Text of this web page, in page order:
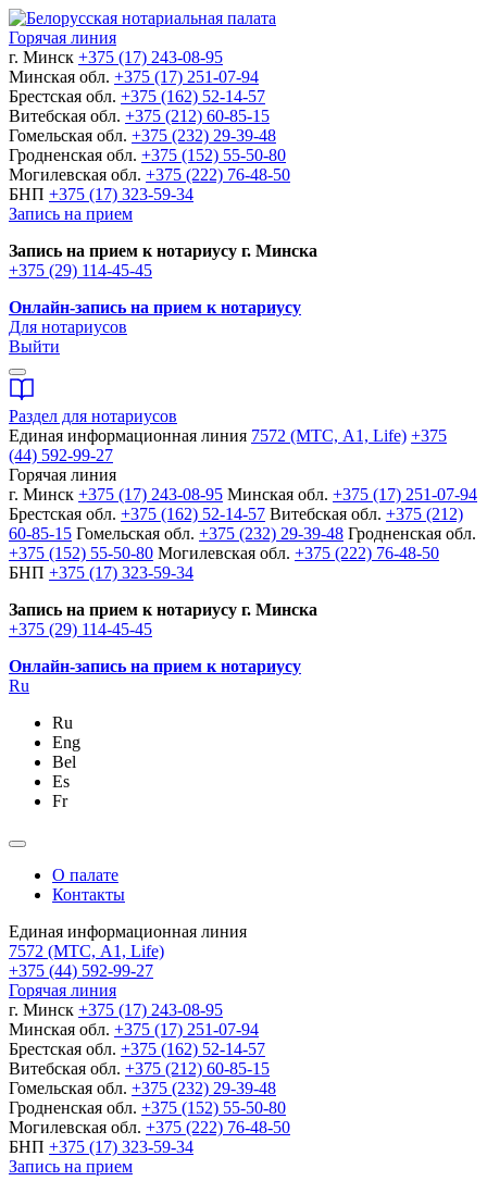
Горячая линия
г. Минск +375 (17) 243-08-95
Минская обл. +375 (17) 251-07-94
Брестская обл. +375 (162) 52-14-57
Витебская обл. +375 (212) 60-85-15
Гомельская обл. +375 (232) 29-39-48
Гродненская обл. +375 (152) 55-50-80
Могилевская обл. +375 (222) 76-48-50
БНП +375 (17) 323-59-34
Запись на прием
Запись на прием к нотариусу г. Минска
+375 (29) 114-45-45
Онлайн-запись на прием к нотариусу
Для нотариусов
Выйти
Раздел для нотариусов
Единая информационная линия 7572 (МТС, A1, Life) +375
(44) 592-99-27
Горячая линия
г. Минск +375 (17) 243-08-95 Минская обл. +375 (17) 251-07-94
Брестская обл. +375 (162) 52-14-57 Витебская обл. +375 (212)
60-85-15 Гомельская обл. +375 (232) 29-39-48 Гродненская обл.
+375 (152) 55-50-80 Могилевская обл. +375 (222) 76-48-50
БНП +375 (17) 323-59-34
Запись на прием к нотариусу г. Минска
+375 (29) 114-45-45
Онлайн-запись на прием к нотариусу
Ru
Ru
Eng
Bel
Es
Fr
О палате
Контакты
Единая информационная линия
7572 (МТС, A1, Life)
+375 (44) 592-99-27
Горячая линия
г. Минск +375 (17) 243-08-95
Минская обл. +375 (17) 251-07-94
Брестская обл. +375 (162) 52-14-57
Витебская обл. +375 (212) 60-85-15
Гомельская обл. +375 (232) 29-39-48
Гродненская обл. +375 (152) 55-50-80
Могилевская обл. +375 (222) 76-48-50
БНП +375 (17) 323-59-34
Запись на прием